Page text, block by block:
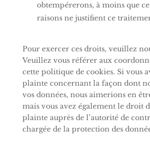
obtempérerons, à moins que
raisons ne justifient ce
Pour exercer ces droits, veuillez
Veuillez vous référer aux
cette politique de cookies. Si vous
plainte concernant la façon dont
vos données, nous aimerions en
mais vous avez également le droit
plainte auprès de l’autorité de
chargée de la protection des